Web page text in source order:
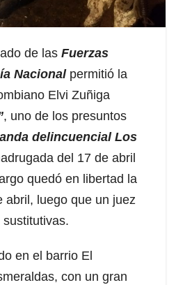
de las Fuerzas
Nacional permitió la
Elvi Zuñiga
, uno de los presuntos
delincuencial Los
del 17 de abril
quedó en libertad la
abril, luego que un juez
en el barrio El
con un gran